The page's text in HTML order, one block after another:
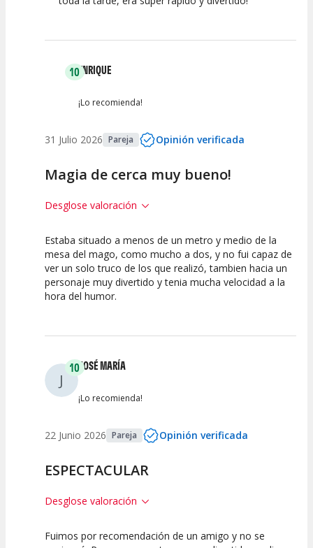
10ENRIQUE
¡Lo recomienda!
31 Julio 2026 Pareja Opinión verificada
Magia de cerca muy bueno!
Desglose valoración
10
Calidad del
Espectáculo
10
Puesta en
Escena
10
Interpretación
artística
Estaba situado a menos de un metro y medio de la
mesa del mago, como mucho a dos, y no fui capaz de
ver un solo truco de los que realizó, tambien hacia un
personaje muy divertido y tenia mucha velocidad a la
hora del humor.
J
10JOSÉ MARÍA
¡Lo recomienda!
22 Junio 2026 Pareja Opinión verificada
ESPECTACULAR
Desglose valoración
10 10 10
Fuimos por recomendación de un amigo y no se